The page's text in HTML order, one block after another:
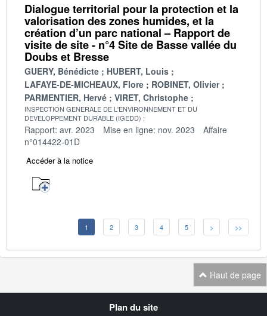
Dialogue territorial pour la protection et la
valorisation des zones humides, et la
création d’un parc national – Rapport de
visite de site - n°4 Site de Basse vallée du
Doubs et Bresse
GUERY, Bénédicte
HUBERT, Louis
LAFAYE-DE-MICHEAUX, Flore
ROBINET, Olivier
PARMENTIER, Hervé
VIRET, Christophe
INSPECTION GENERALE DE L'ENVIRONNEMENT ET DU
DEVELOPPEMENT DURABLE (IGEDD)
Rapport: avr. 2023 Mise en ligne: nov. 2023
Affaire
n°014422-01D
Accéder à la notice
1 2 3 4 5 > >>
Haut de page
Plan du site